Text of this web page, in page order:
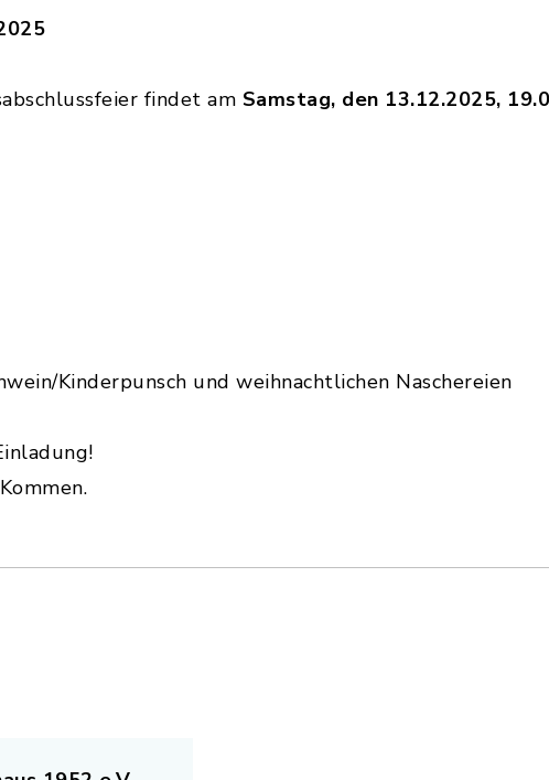
findet am Samstag, den 13.12.2025,
Kinderpunsch und weihnachtlichen Naschereien